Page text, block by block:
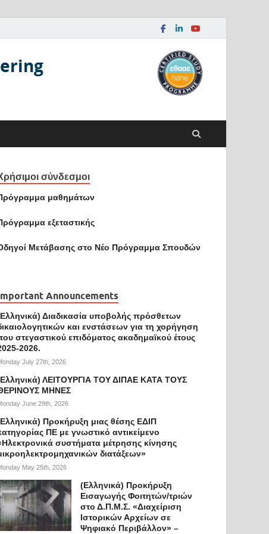
σύνδεσμοι
μαθημάτων
εξεταστικής
Mετάβασης στο Νέο Πρόγραμμα Σπουδών
Announcements
Διαδικασία υποβολής πρόσθετων
και ενστάσεων για τη χορήγηση
του στεγαστικού επιδόματος ακαδημαϊκού έτους
2026.
July 27th, 2026
ΛΕΙΤΟΥΡΓΙΑ ΤΟΥ ΔΙΠΑΕ ΚΑΤΑ ΤΟΥΣ
ΜΗΝΕΣ
June 29th, 2026
Προκήρυξη μιας θέσης ΕΔΙΠ
ΠΕ με γνωστικό αντικείμενο
συστήματα μέτρησης κίνησης
διατάξεων»
May 25th, 2026
(Ελληνικά) Προκήρυξη
Εισαγωγής Φοιτητών/τριών
στο Δ.Π.Μ.Σ. «Διαχείριση
Ιστορικών Αρχείων σε
Ψηφιακό Περιβάλλον» –